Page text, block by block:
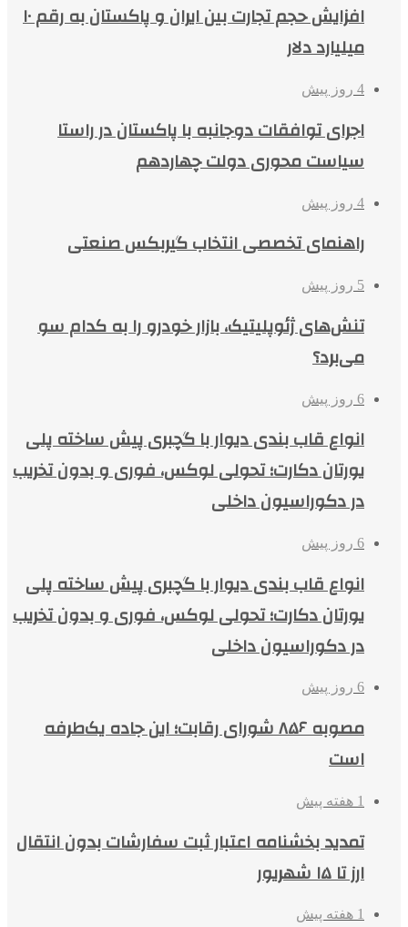
افزایش حجم تجارت بین ایران و پاکستان به رقم ۱۰
میلیارد دلار
4 روز پیش
اجرای توافقات دوجانبه با پاکستان در راستا
سیاست محوری دولت چهاردهم
4 روز پیش
راهنمای تخصصی انتخاب گیربکس صنعتی
5 روز پیش
تنش‌های ژئوپلیتیک، بازار خودرو را به کدام سو
می‌برد؟
6 روز پیش
انواع قاب بندی دیوار با گچبری پیش ساخته پلی
یورتان دکارت؛ تحولی لوکس، فوری و بدون تخریب
در دکوراسیون داخلی
6 روز پیش
انواع قاب بندی دیوار با گچبری پیش ساخته پلی
یورتان دکارت؛ تحولی لوکس، فوری و بدون تخریب
در دکوراسیون داخلی
6 روز پیش
مصوبه ۸۵۶ شورای رقابت؛ این جاده یک‌طرفه
است
1 هفته پیش
تمدید بخشنامه اعتبار ثبت سفارشات بدون انتقال
ارز تا ۱۵ شهریور
1 هفته پیش